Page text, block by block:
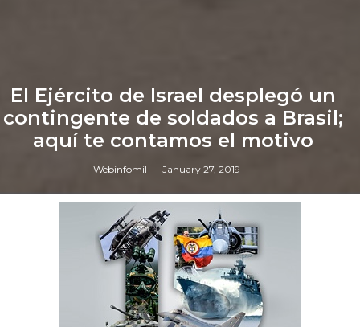
El Ejército de Israel desplegó un
contingente de soldados a Brasil;
aquí te contamos el motivo
Webinfomil January 27, 2019